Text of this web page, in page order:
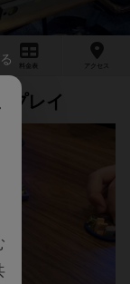
料金 アクセス
プレイ